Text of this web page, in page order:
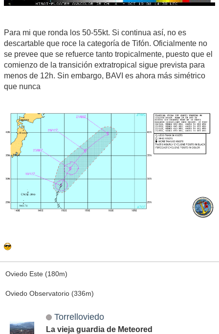
Para mi que ronda los 50-55kt. Si continua así, no es
descartable que roce la categoría de Tifón. Oficialmente no
se prevee que se refuerce tanto tropicalmente, puesto que el
comienzo de la transición extratropical sigue prevista para
menos de 12h. Sin embargo, BAVI es ahora más simétrico
que nunca
Oviedo Este (180m)
Oviedo Observatorio (336m)
Torrelloviedo
La vieja guardia de Meteored